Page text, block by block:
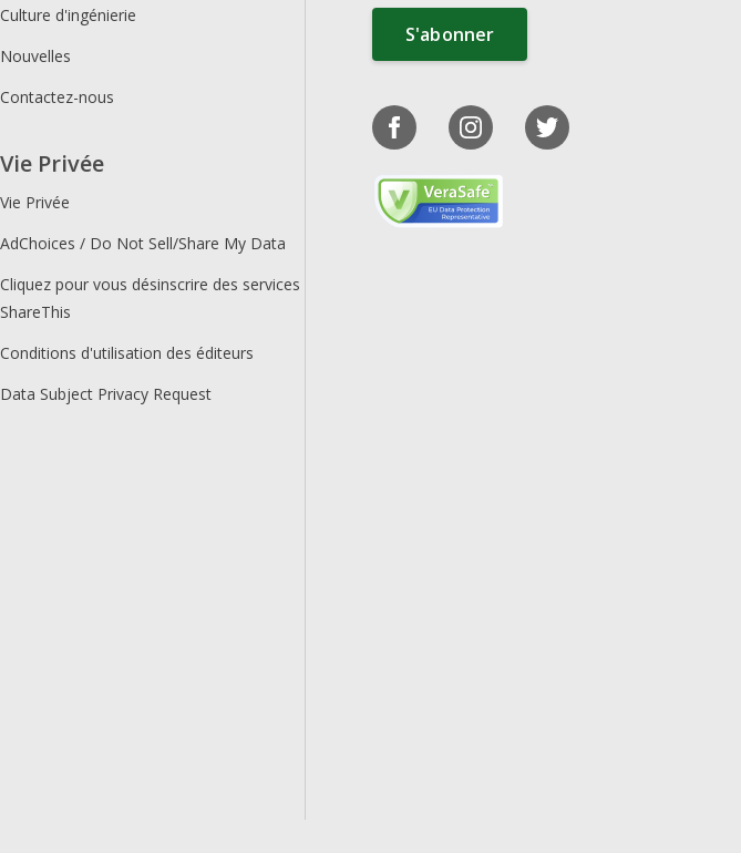
Culture d'ingénierie
Nouvelles
Contactez-nous
Vie Privée
Vie Privée
AdChoices / Do Not Sell/Share My Data
Cliquez pour vous désinscrire des services
ShareThis
Conditions d'utilisation des éditeurs
Data Subject Privacy Request
S'abonner